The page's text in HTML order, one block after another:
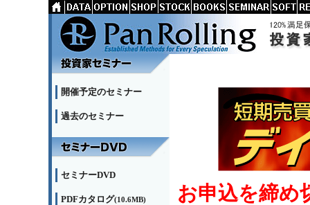
開催予定のセミナー
過去のセミナー
セミナーDVD
PDFカタログ(10.6MB)
お申込を締め